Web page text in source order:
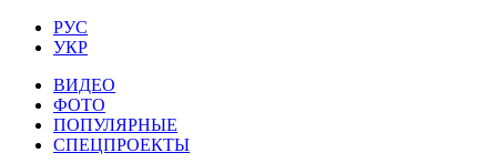
РУС
УКР
ВИДЕО
ФОТО
ПОПУЛЯРНЫЕ
СПЕЦПРОЕКТЫ